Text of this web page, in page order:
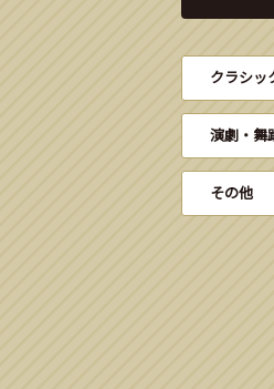
クラシッ
演劇・舞
その他